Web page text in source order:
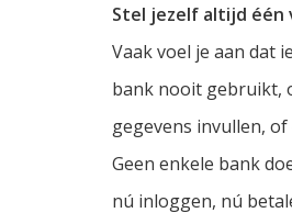
Stel jezelf altijd één
Vaak voel je aan dat
bank nooit gebruikt,
gegevens invullen,
Geen enkele bank
nú inloggen, nú